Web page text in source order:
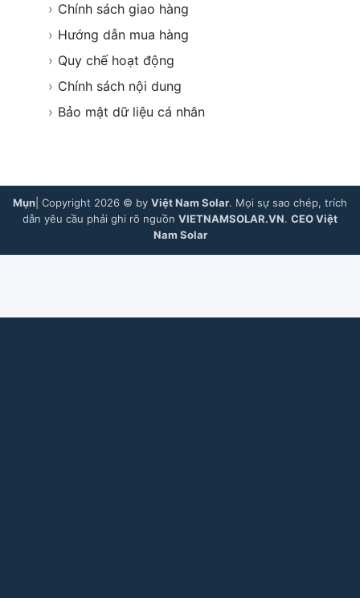
› Chính sách giao hàng
› Hướng dẫn mua hàng
› Quy chế hoạt động
› Chính sách nội dung
› Bảo mật dữ liệu cá nhân
Mụn | Copyright 2026 © by Việt Nam Solar. Mọi sự sao chép, trích
dẫn yêu cầu phải ghi rõ nguồn VIETNAMSOLAR.VN. CEO Việt
Nam Solar